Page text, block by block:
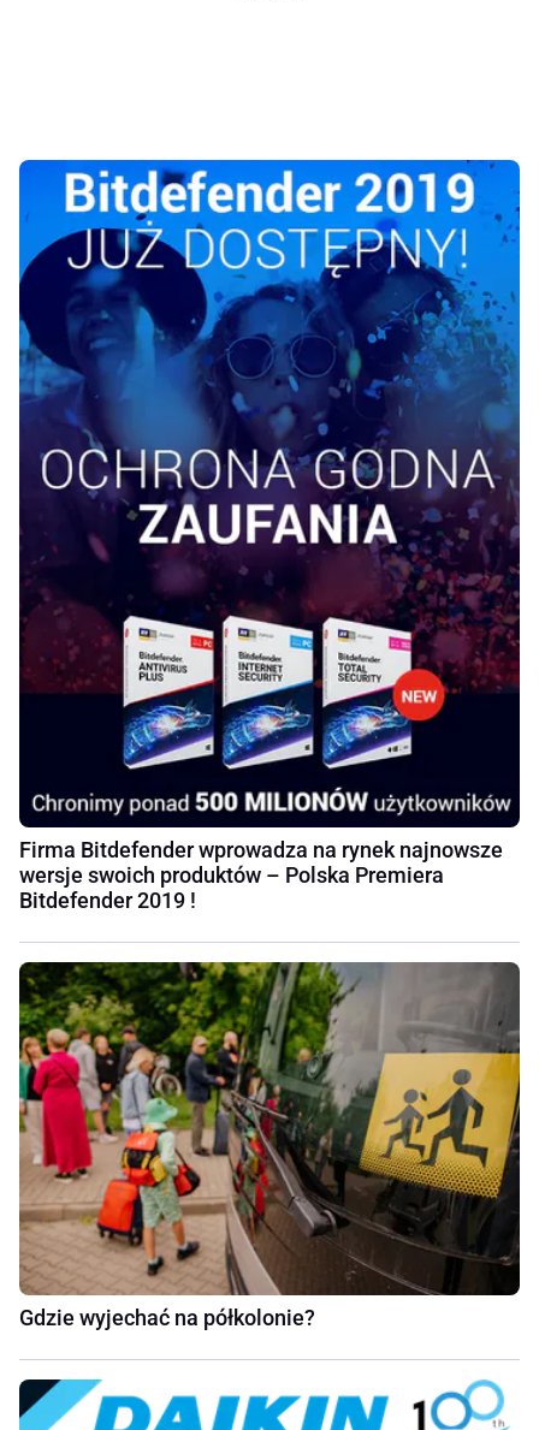
Firma Bitdefender wprowadza na rynek najnowsze
wersje swoich produktów – Polska Premiera
Bitdefender 2019 !
Gdzie wyjechać na półkolonie?